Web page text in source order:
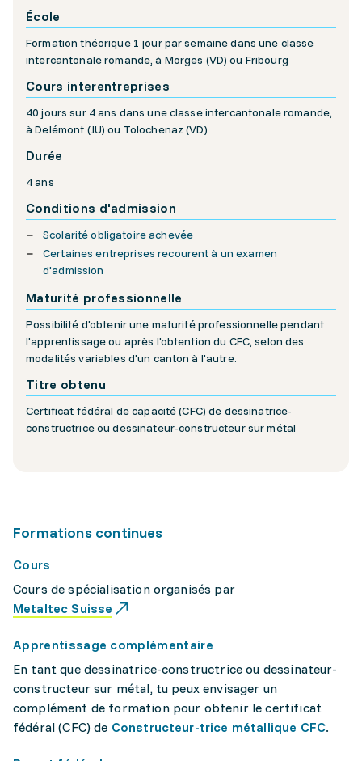
École
Formation théorique 1 jour par semaine dans une classe
intercantonale romande, à Morges (VD) ou Fribourg
Cours interentreprises
40 jours sur 4 ans dans une classe intercantonale romande,
à Delémont (JU) ou Tolochenaz (VD)
Durée
4 ans
Conditions d'admission
Scolarité obligatoire achevée
Certaines entreprises recourent à un examen
d'admission
Maturité professionnelle
Possibilité d'obtenir une maturité professionnelle pendant
l'apprentissage ou après l'obtention du CFC, selon des
modalités variables d'un canton à l'autre.
Titre obtenu
Certificat fédéral de capacité (CFC) de dessinatrice-
constructrice ou dessinateur-constructeur sur métal
Formations continues
Cours
Cours de spécialisation organisés par
Metaltec Suisse
Apprentissage complémentaire
En tant que dessinatrice-constructrice ou dessinateur-
constructeur sur métal, tu peux envisager un
complément de formation pour obtenir le certificat
fédéral (CFC) de Constructeur-trice métallique CFC.